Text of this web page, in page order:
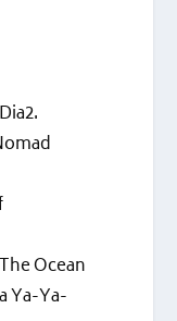
Ocean
Ya-Ya-